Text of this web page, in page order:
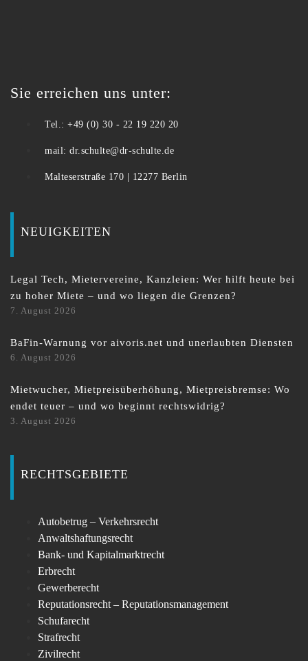
Sie erreichen uns unter:
Tel.: +49 (0) 30 - 22 19 220 20
mail: dr.schulte@dr-schulte.de
Malteserstraße 170 | 12277 Berlin
NEUIGKEITEN
Legal Tech, Mietervereine, Kanzleien: Wer hilft heute bei
zu hoher Miete – und wo liegen die Grenzen?
7. August 2026
BaFin-Warnung vor aivoris.net und unerlaubten Diensten
6. August 2026
Mietwucher, Mietpreisüberhöhung, Mietpreisbremse: Wo
endet teuer – und wo beginnt rechtswidrig?
3. August 2026
RECHTSGEBIETE
Autobetrug – Verkehrsrecht
Anwaltshaftungsrecht
Bank- und Kapitalmarktrecht
Erbrecht
Gewerberecht
Reputationsrecht – Reputationsmanagement
Schufarecht
Strafrecht
Zivilrecht